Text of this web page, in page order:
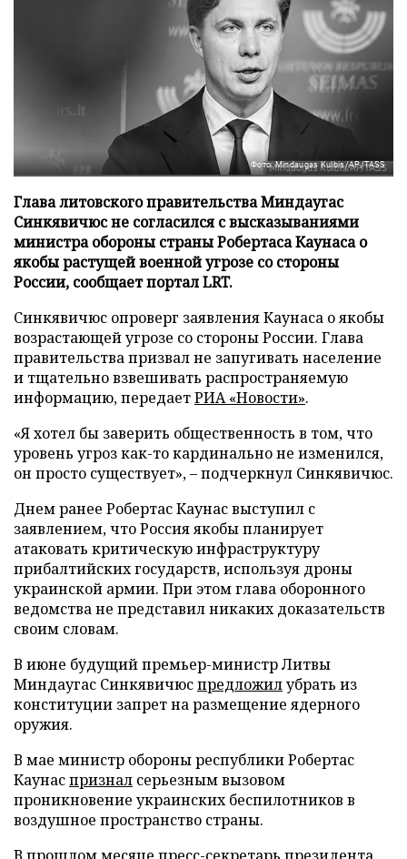
Фото: Mindaugas Kulbis/AP/TASS
Глава литовского правительства Миндаугас
Синкявичюс не согласился с высказываниями
министра обороны страны Робертаса Каунаса о
якобы растущей военной угрозе со стороны
России, сообщает портал LRT.
Синкявичюс опроверг заявления Каунаса о якобы
возрастающей угрозе со стороны России. Глава
правительства призвал не запугивать население
и тщательно взвешивать распространяемую
информацию, передаетРИА «Новости».
«Я хотел бы заверить общественность в том, что
уровень угроз как-то кардинально не изменился,
он просто существует», – подчеркнул Синкявичюс.
Днем ранее Робертас Каунас выступил с
заявлением, что Россия якобы планирует
атаковать критическую инфраструктуру
прибалтийских государств, используя дроны
украинской армии. При этом глава оборонного
ведомства не представил никаких доказательств
своим словам.
В июне будущий премьер-министр Литвы
Миндаугас Синкявичюспредложилубрать из
конституции запрет на размещение ядерного
оружия.
В мае министр обороны республики Робертас
Каунаспризнал серьезным вызовом
проникновение украинских беспилотников в
воздушное пространство страны.